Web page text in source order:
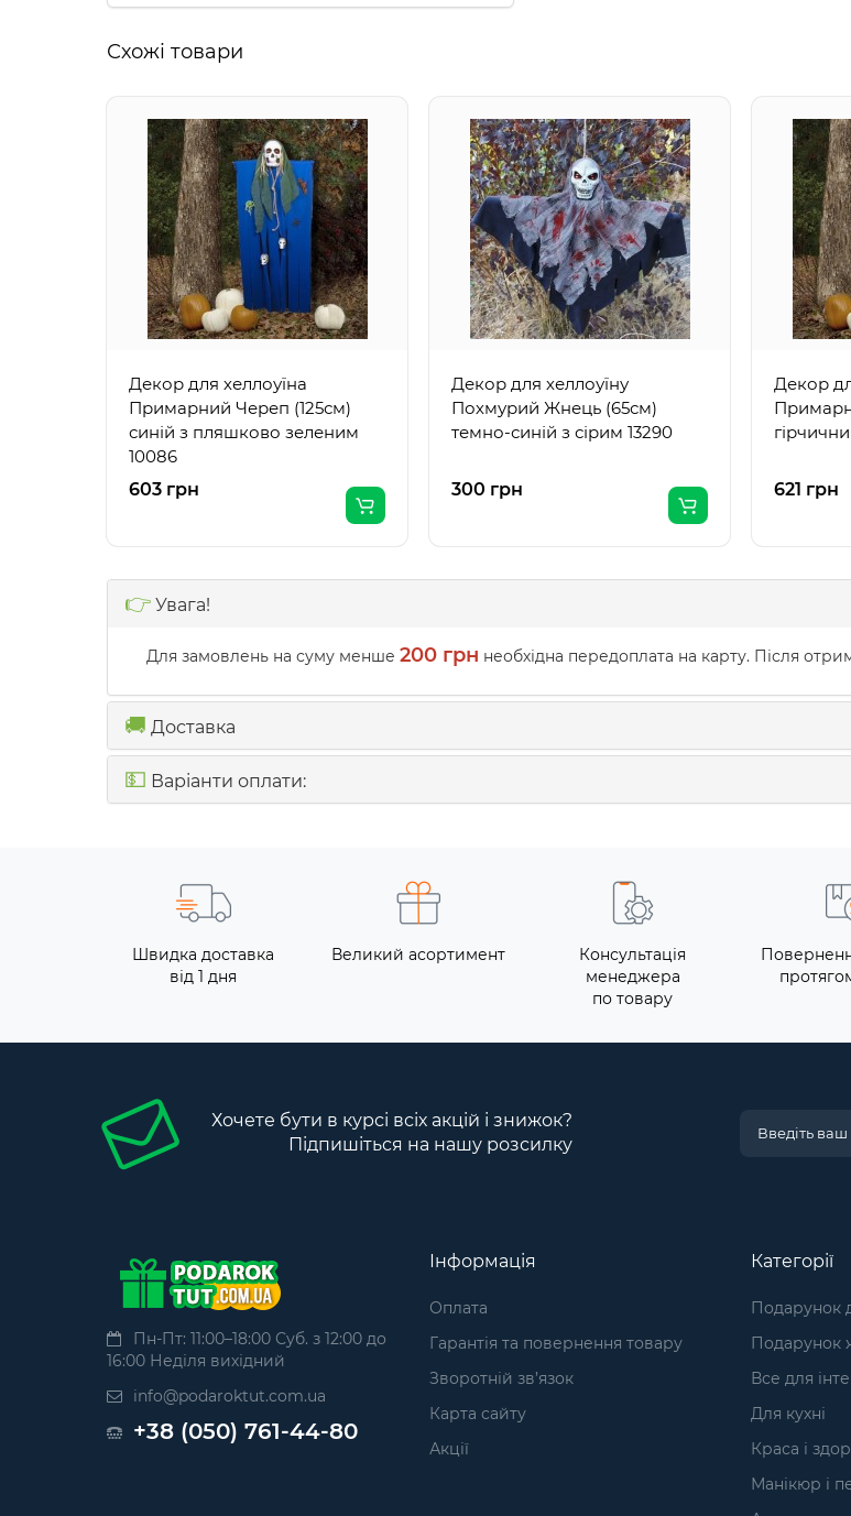
Схожі товари
Декор для хеллоуїна
Примарний Череп (125см)
синій з пляшково зеленим
10086
603 грн
Декор для хеллоуїну
Похмурий Жнець (65см)
темно-синій з сірим 13290
300 грн
Декор
621 грн
👉 Увага!
Для замовлень на суму менше 200 грн необхідна передоплата на карту. Після
🚚 Доставка
💵 Варіанти оплати:
Швидка доставка
від 1 дня
Великий асортимент
Консультація
менеджера
по товару
Хочете бути в курсі всіх акцій і знижок?
Підпишіться на нашу розсилку
Пн-Пт: 11:00–18:00 Суб. з 12:00 до
16:00 Неділя вихідний
info@podaroktut.com.ua
+38 (050) 761-44-80
Інформація
Оплата
Гарантія та повернення товару
Зворотній зв’язок
Карта сайту
Акції
Категорії
Подарунок
Подарунок
Все для
Для кухні
Краса і
Манікюр і